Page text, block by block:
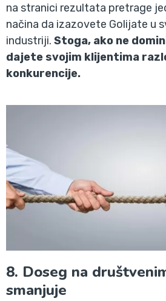
na stranici rezultata pretrage
načina da izazovete Golijate u
industriji. Stoga, ako ne
dajete svojim klijentima
konkurencije.
8. Doseg na
smanjuje